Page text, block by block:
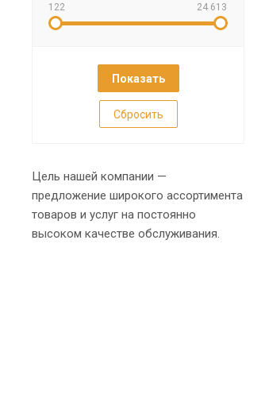
122 24 613
Сбросить
Цель нашей компании —
предложение широкого ассортимента
товаров и услуг на постоянно
высоком качестве обслуживания.